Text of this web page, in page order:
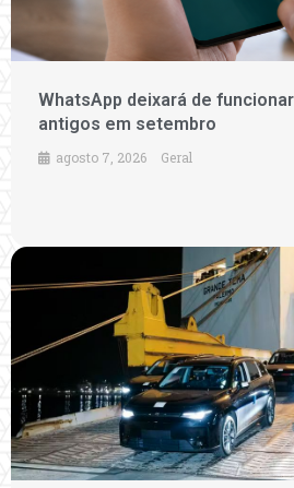
WhatsApp deixará de
antigos em setembro
agosto 7, 2026 Geral